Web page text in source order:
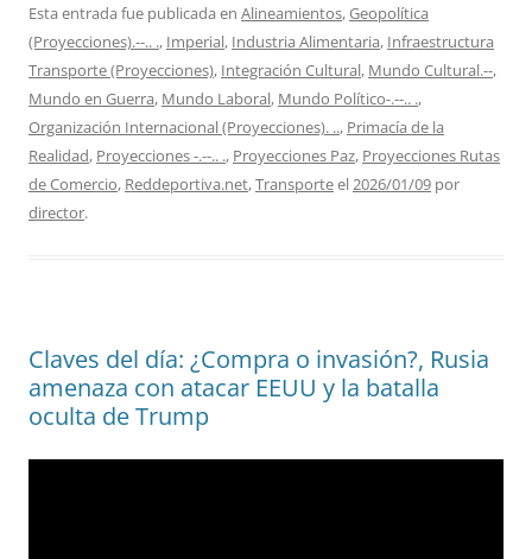
Esta entrada fue publicada en Alineamientos,Geopolítica
(Proyecciones).--.. ., Imperial, Industria Alimentaria, Infraestructura
Transporte (Proyecciones), Integración Cultural, Mundo Cultural.--,
Mundo en Guerra, Mundo Laboral, Mundo Político-.--.. .,
Organización Internacional (Proyecciones). .., Primacía de la
Realidad, Proyecciones -.--.. ., Proyecciones Paz, Proyecciones Rutas
de Comercio, Reddeportiva.net,Transporteel2026/01/09 por
director.
Claves del día: ¿Compra o invasión?, Rusia
amenaza con atacar EEUU y la batalla
oculta de Trump